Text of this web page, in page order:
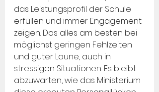
das Leistungsprofil der Schule
erfüllen und immer Engagement
zeigen. Das alles am besten bei
möglichst geringen Fehlzeiten
und guter Laune, auch in
stressigen Situationen. Es bleibt
abzuwarten, wie das Ministerium